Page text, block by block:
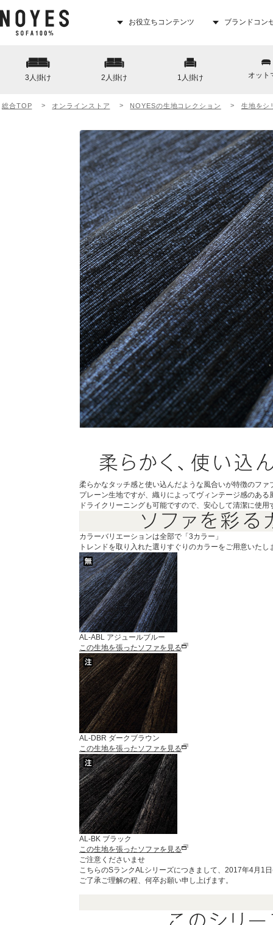
お役立ちコンテンツ ブランドコン
3人掛け 2人掛け 1人掛け オット
総合TOP オンラインストア NOYESの生地コレクション 生地をシ
柔らかなタッチ感と使い込んだような風合いが特徴のファ
プレーン生地ですが、織りによってヴィンテージ感のあ
ドライクリーニングも可能ですので、安心して清潔に使用
カラーバリエーションは全部で「3カラー」
トレンドを取り入れた選りすぐりのカラーをご用意いたし
AL-ABL アジュールブルー
この生地を張ったソファを見る
AL-DBR ダークブラウン
この生地を張ったソファを見る
AL-BK ブラック
この生地を張ったソファを見る
ご注意くださいませ
こちらのSランクALシリーズにつきまして、2017年4月1
ご了承ご理解の程、何卒お願い申し上げます。